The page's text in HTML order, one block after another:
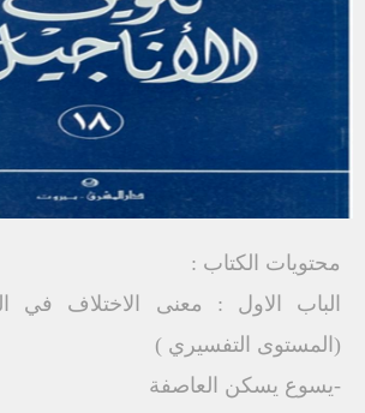
محتويات الكتاب :
الباب الاول : معنى الاختلاف في
(المستوى التفسيري )
-يسوع يسكن العاصفة